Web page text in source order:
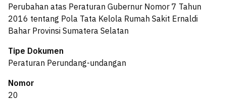
Perubahan atas Peraturan Gubernur Nomor 7 Tahun
2016 tentang Pola Tata Kelola Rumah Sakit Ernaldi
Bahar Provinsi Sumatera Selatan
Tipe Dokumen
Peraturan Perundang-undangan
Nomor
20